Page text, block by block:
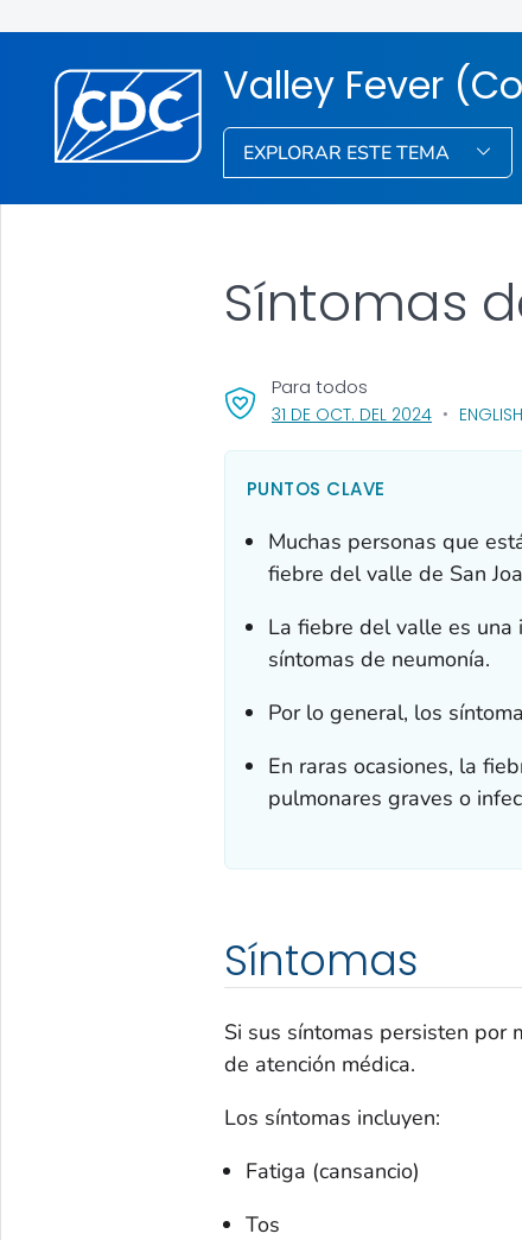
Valley Fever
EXPLORAR ESTE TEMA
Síntomas
31 DE OCT. DEL 2024, VISIT LINK
Para todos
PUNTOS CLAVE
Muchas personas que
fiebre del valle de San
La fiebre del valle es una
síntomas de neumonía.
Por lo general, los
En raras ocasiones, la
pulmonares graves o
Síntomas
Si sus síntomas persisten por
de atención médica.
Los síntomas incluyen:
Fatiga (cansancio)
Tos